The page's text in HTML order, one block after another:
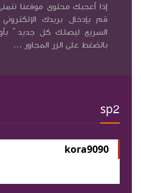
إذا أعجبك محتوى موقعنا
السريع ليصلك كل جديد
بالضغط على الزر المجاور ...
sp2
kora9090